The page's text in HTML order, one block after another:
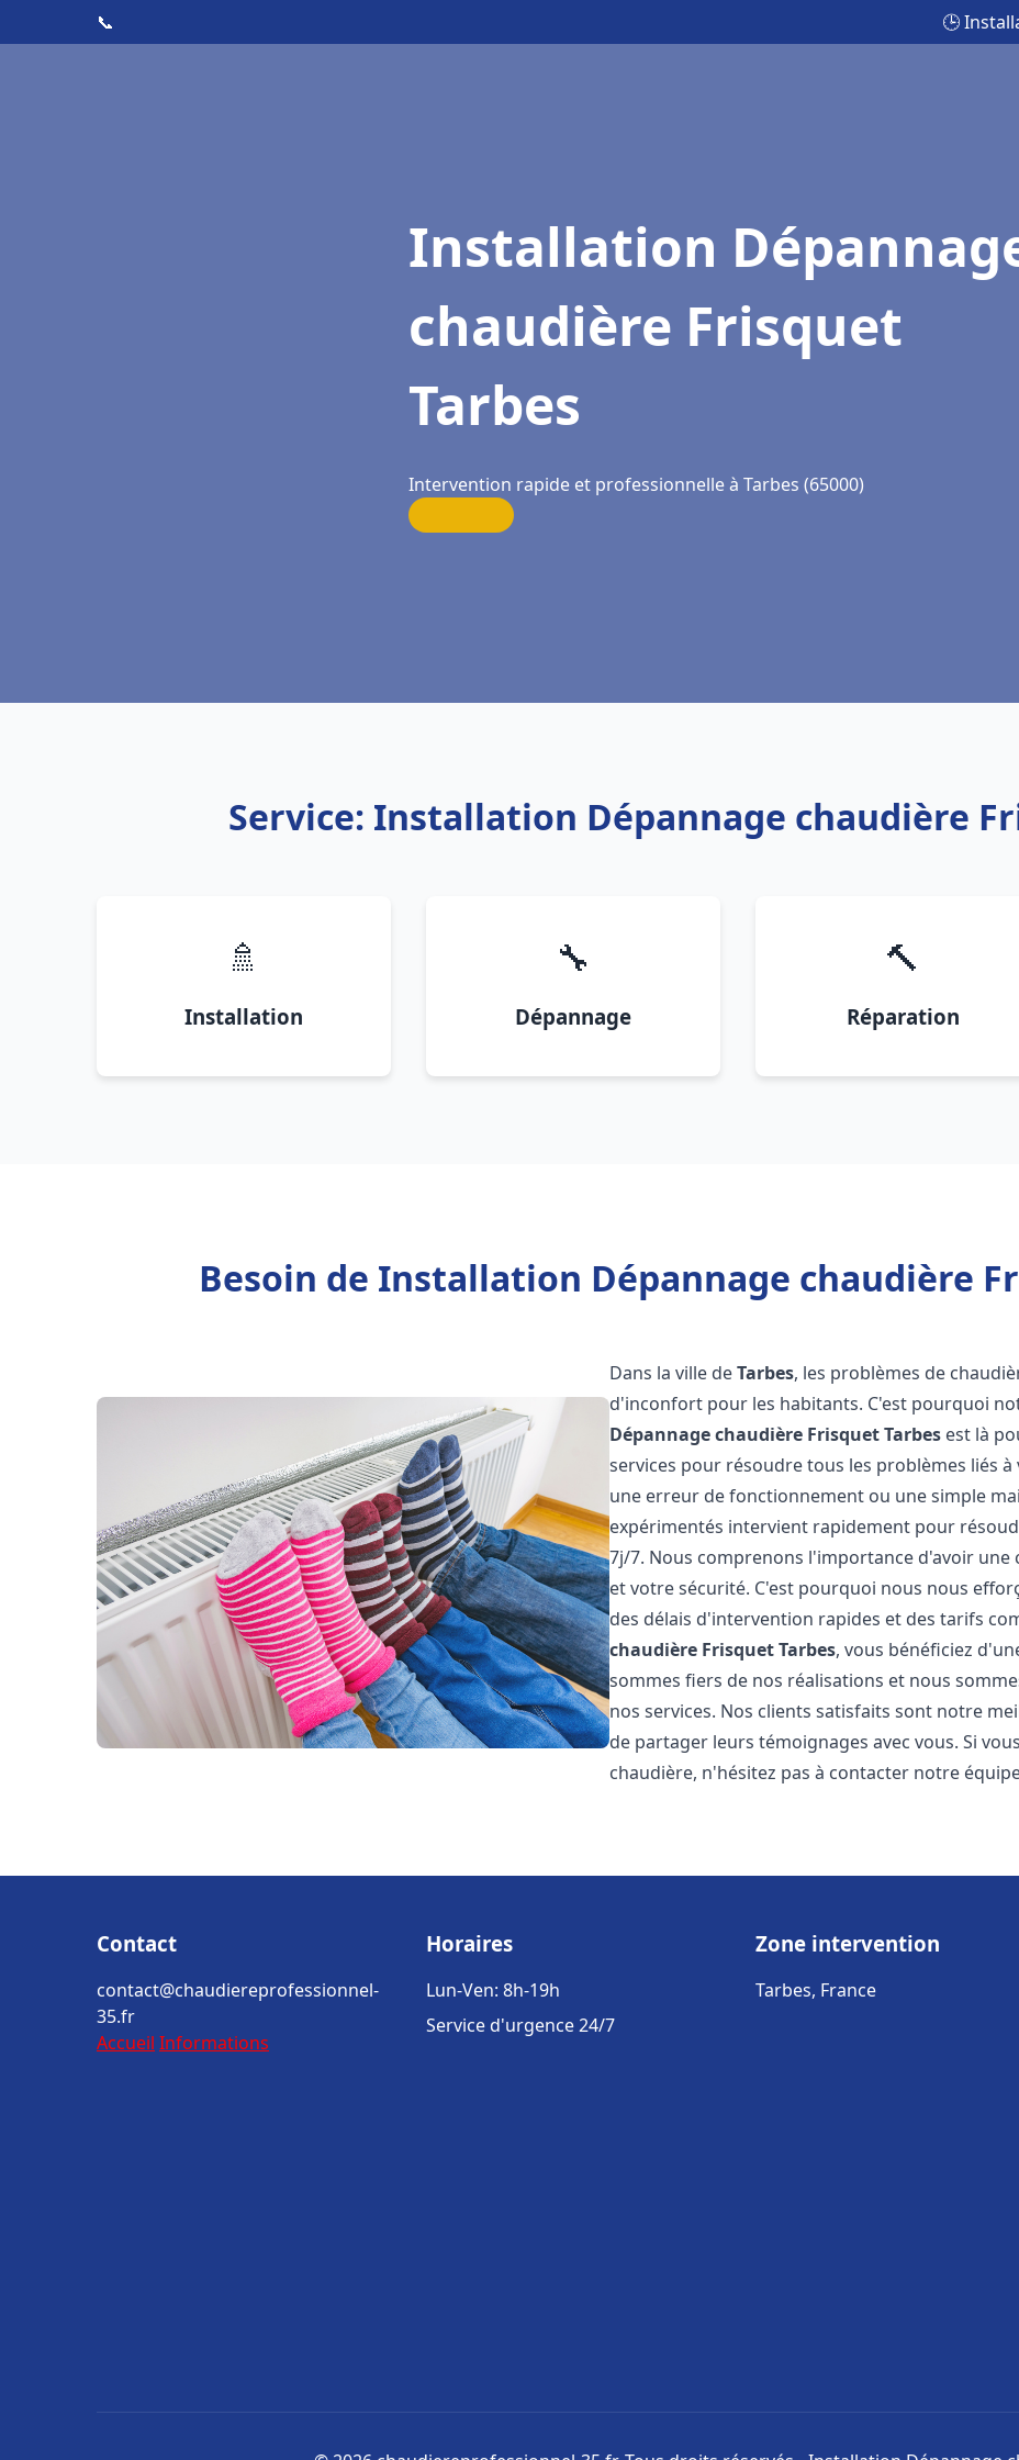
📞 🕒
Installation
chaudière Frisquet
Tarbes
Intervention rapide et professionnelle à Tarbes (65000)
Service: Installation Dépannage chaudière
🚿
Installation
🔧
Dépannage
🔨
Réparation
Besoin de Installation Dépannage chaudière
Dans la ville deTarbes, les problèmes de
d'inconfort pour les habitants. C'est pourquoi
Dépannage chaudière FrisquetTarbes est là
services pour résoudre tous les problèmes liés
une erreur de fonctionnement ou une simple
expérimentés intervient rapidement pour
7j/7. Nous comprenons l'importance d'avoir
et votre sécurité. C'est pourquoi nous nous
des délais d'intervention rapides et des tarifs
chaudière FrisquetTarbes, vous bénéficiez
sommes fiers de nos réalisations et nous
nos services. Nos clients satisfaits sont notre
de partager leurs témoignages avec vous. Si
chaudière, n'hésitez pas à contacter notre
Contact
contact@chaudiereprofessionnel-
35.fr
Accueil Informations
Horaires
Lun-Ven: 8h-19h
Service d'urgence 24/7
Zone intervention
Tarbes, France